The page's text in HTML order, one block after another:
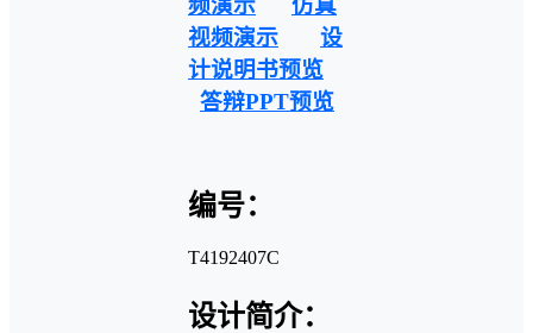
视频演示
设
计说明书预览
答辩PPT预览
编号：
T4192407C
设计简介：